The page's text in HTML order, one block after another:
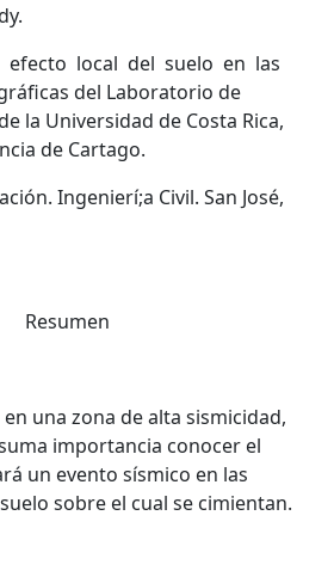
efecto local del suelo en las
del Laboratorio de
la Universidad de Costa Rica,
de Cartago.
Ingenierí;a Civil. San José,
Resumen
en una zona de alta sismicidad,
importancia conocer el
un evento sísmico en las
sobre el cual se cimientan.